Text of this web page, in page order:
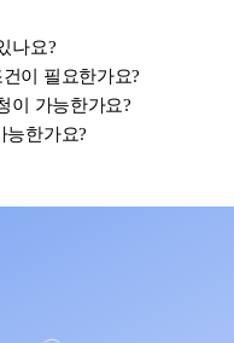
나요?
이 필요한가요?
이 가능한가요?
능한가요?